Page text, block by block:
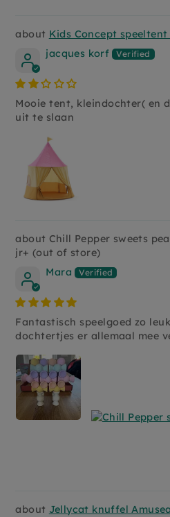
Kids Concept
jacques korf
Mooie tent, kleindochter( en
uit te slaan
Chill Pepper sweets
jr+
Mara
Fantastisch speelgoed zo
dochtertjes er allemaal mee
Jellycat knuffel